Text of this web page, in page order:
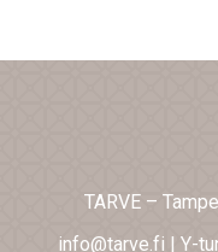
TARVE –
info@tarve.fi | Y-